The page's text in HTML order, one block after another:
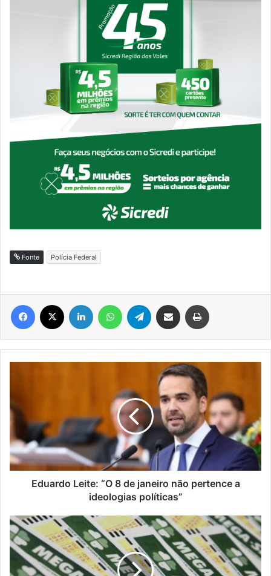
Fonte Polícia Federal
Facebook Linkedin WhatsAppTelegram Compartilhar via e-mail
8
janeiro
não
pertence
a
ideologiasEduardo Leite: “O 8 de janeiro não pertence a
ideologias políticas”
Mega-
Sena
sorteia
nesta
terça-